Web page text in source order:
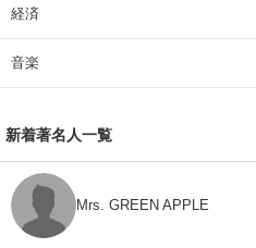
経済
音楽
新着著名人一覧
Mrs. GREEN APPLE